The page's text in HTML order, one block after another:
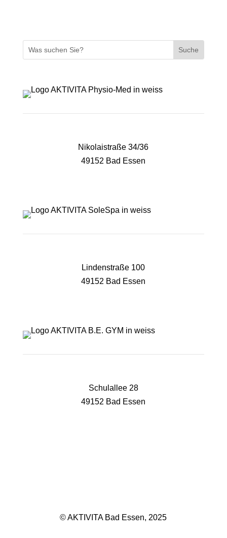
Nikolaistraße 34/36
49152 Bad Essen
Lindenstraße 100
49152 Bad Essen
Schulallee 28
49152 Bad Essen
© AKTIVITA Bad Essen, 2025